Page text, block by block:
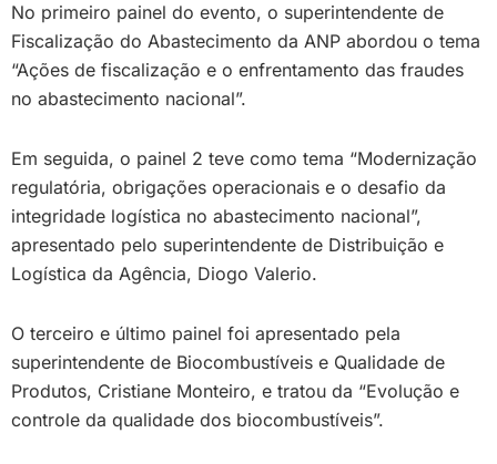
No primeiro painel do evento, o superintendente de
Fiscalização do Abastecimento da ANP abordou o tema
“Ações de fiscalização e o enfrentamento das fraudes
no abastecimento nacional”.
Em seguida, o painel 2 teve como tema “Modernização
regulatória, obrigações operacionais e o desafio da
integridade logística no abastecimento nacional”,
apresentado pelo superintendente de Distribuição e
Logística da Agência, Diogo Valerio.
O terceiro e último painel foi apresentado pela
superintendente de Biocombustíveis e Qualidade de
Produtos, Cristiane Monteiro, e tratou da “Evolução e
controle da qualidade dos biocombustíveis”.